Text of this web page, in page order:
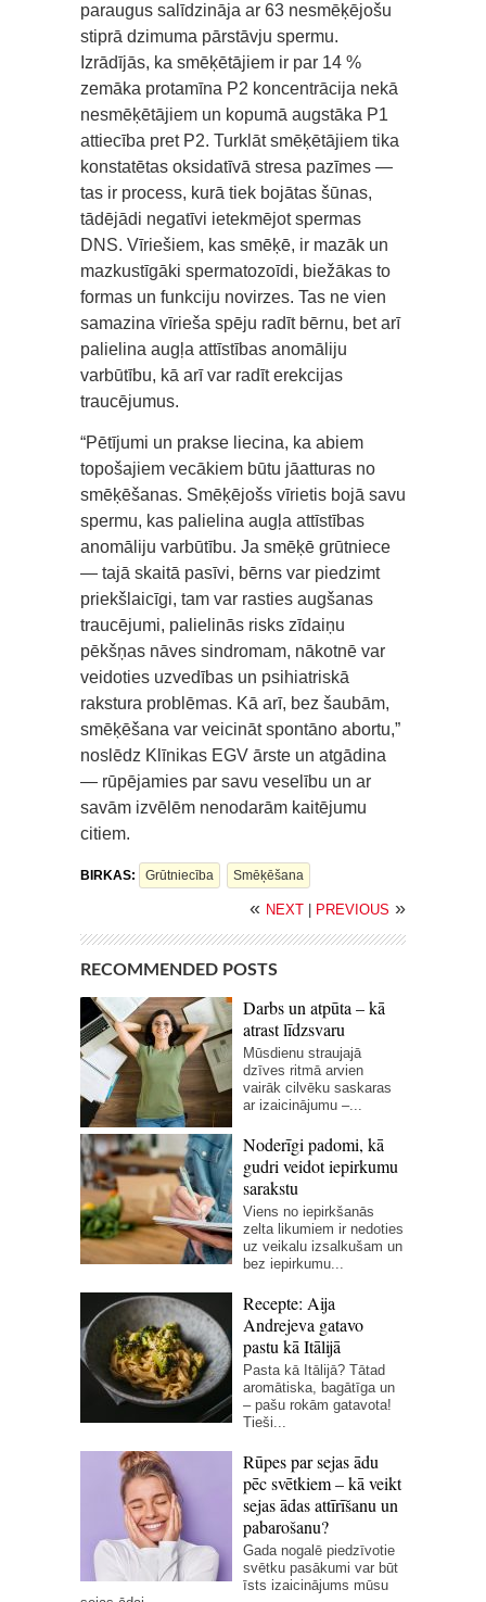
paraugus salīdzināja ar 63 nesmēķējošu
stiprā dzimuma pārstāvju spermu.
Izrādījās, ka smēķētājiem ir par 14 %
zemāka protamīna P2 koncentrācija nekā
nesmēķētājiem un kopumā augstāka P1
attiecība pret P2. Turklāt smēķētājiem tika
konstatētas oksidatīvā stresa pazīmes —
tas ir process, kurā tiek bojātas šūnas,
tādējādi negatīvi ietekmējot spermas
DNS. Vīriešiem, kas smēķē, ir mazāk un
mazkustīgāki spermatozoīdi, biežākas to
formas un funkciju novirzes. Tas ne vien
samazina vīrieša spēju radīt bērnu, bet arī
palielina augļa attīstības anomāliju
varbūtību, kā arī var radīt erekcijas
traucējumus.
“Pētījumi un prakse liecina, ka abiem
topošajiem vecākiem būtu jāatturas no
smēķēšanas. Smēķējošs vīrietis bojā savu
spermu, kas palielina augļa attīstības
anomāliju varbūtību. Ja smēķē grūtniece
— tajā skaitā pasīvi, bērns var piedzimt
priekšlaicīgi, tam var rasties augšanas
traucējumi, palielinās risks zīdaiņu
pēkšņas nāves sindromam, nākotnē var
veidoties uzvedības un psihiatriskā
rakstura problēmas. Kā arī, bez šaubām,
smēķēšana var veicināt spontāno abortu,”
noslēdz Klīnikas EGV ārste un atgādina
— rūpējamies par savu veselību un ar
savām izvēlēm nenodarām kaitējumu
citiem.
BIRKAS: Grūtniecība Smēķēšana
« NEXT PREVIOUS »
RECOMMENDED POSTS
Darbs un atpūta – kā
atrast līdzsvaru
Mūsdienu straujajā
dzīves ritmā arvien
vairāk cilvēku saskaras
ar izaicinājumu –...
Noderīgi padomi, kā
gudri veidot iepirkumu
sarakstu
Viens no iepirkšanās
zelta likumiem ir nedoties
uz veikalu izsalkušam un
bez iepirkumu...
Recepte: Aija
Andrejeva gatavo
pastu kā Itālijā
Pasta kā Itālijā? Tātad
aromātiska, bagātīga un
– pašu rokām gatavota!
Tieši...
Rūpes par sejas ādu
pēc svētkiem – kā veikt
sejas ādas attīrīšanu un
pabarošanu?
Gada nogalē piedzīvotie
svētku pasākumi var būt
īsts izaicinājums mūsu